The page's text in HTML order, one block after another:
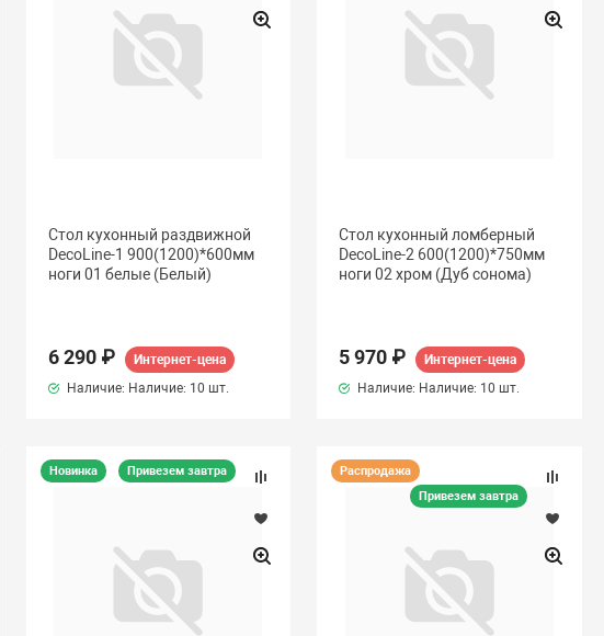
Стол кухонный раздвижной
DecoLine-1 900(1200)*600мм
ноги 01 белые (Белый)
6 290 ₽
Интернет-цена
Наличие: Наличие: 10 шт.
Стол кухонный ломберный
DecoLine-2 600(1200)*750мм
ноги 02 хром (Дуб сонома)
5 970 ₽
Интернет-цена
Наличие: Наличие: 10 шт.
Новинка Привезем завтра
Распродажа
Привезем завтра